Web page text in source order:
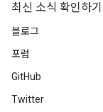
최신 소식 확인하기
블로그
포럼
GitHub
Twitter